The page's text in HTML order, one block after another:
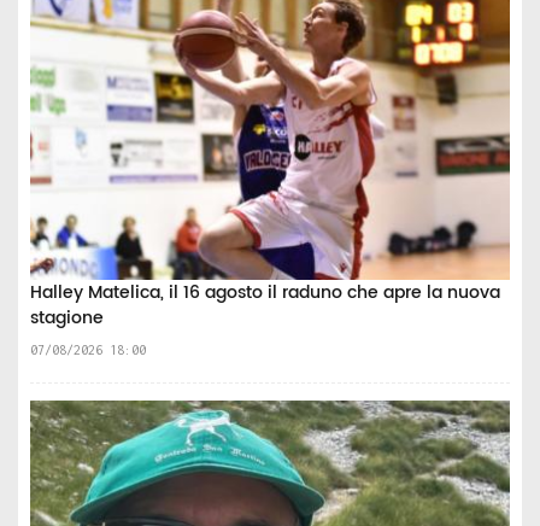
Halley Matelica, il 16 agosto il raduno che apre la nuova
stagione
07/08/2026 18:00